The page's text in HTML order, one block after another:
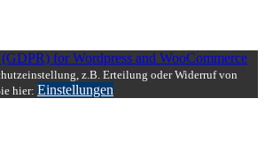
z.B. Erteilung oder Widerruf von
hier: Einstellungen